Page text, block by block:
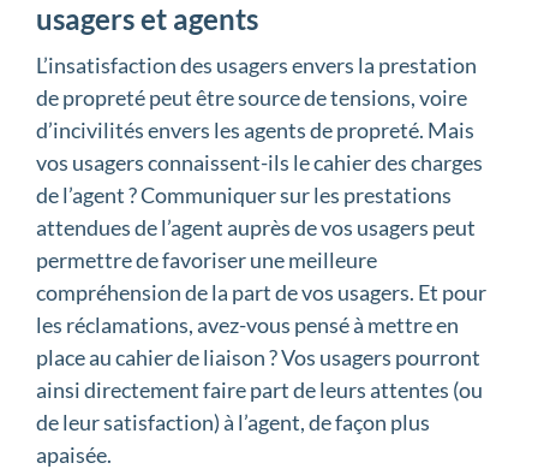
usagers et agents
L’insatisfaction des usagers envers la prestation
de propreté peut être source de tensions, voire
d’incivilités envers les agents de propreté. Mais
vos usagers connaissent-ils le cahier des charges
de l’agent ? Communiquer sur les prestations
attendues de l’agent auprès de vos usagers peut
permettre de favoriser une meilleure
compréhension de la part de vos usagers. Et pour
les réclamations, avez-vous pensé à mettre en
place au cahier de liaison ? Vos usagers pourront
ainsi directement faire part de leurs attentes (ou
de leur satisfaction) à l’agent, de façon plus
apaisée.